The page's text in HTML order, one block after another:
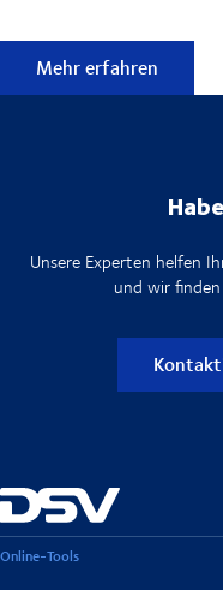
Multimodaler
Mehr erfahren
Unsere Experten helfen
und wir
Online-Tools